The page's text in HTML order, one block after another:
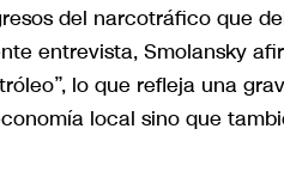
del narcotráfico que
entrevista, Smolansky
lo que refleja una
local sino que